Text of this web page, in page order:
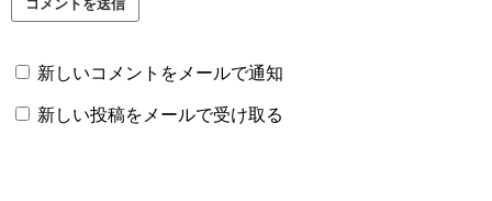
新しいコメントをメールで通知
新しい投稿をメールで受け取る